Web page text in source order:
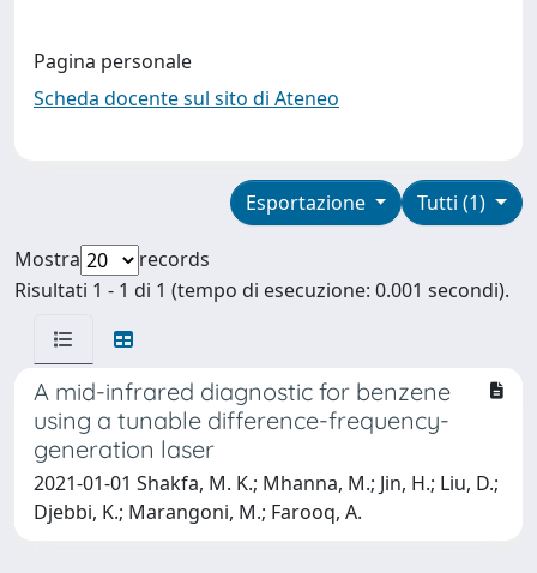
Pagina personale
Scheda docente sul sito di Ateneo
Tutti (1)
Esportazione
Mostra
records
Risultati 1 - 1 di 1 (tempo di esecuzione: 0.001 secondi).
A mid-infrared diagnostic for benzene
using a tunable difference-frequency-
generation laser
2021-01-01 Shakfa, M. K.; Mhanna, M.; Jin, H.; Liu, D.;
Djebbi, K.; Marangoni, M.; Farooq, A.